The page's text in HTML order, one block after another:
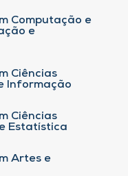
Computação e
e
Ciências
Informação
Ciências
Estatística
Artes e